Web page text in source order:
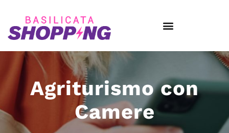
Agriturismo con
Camere